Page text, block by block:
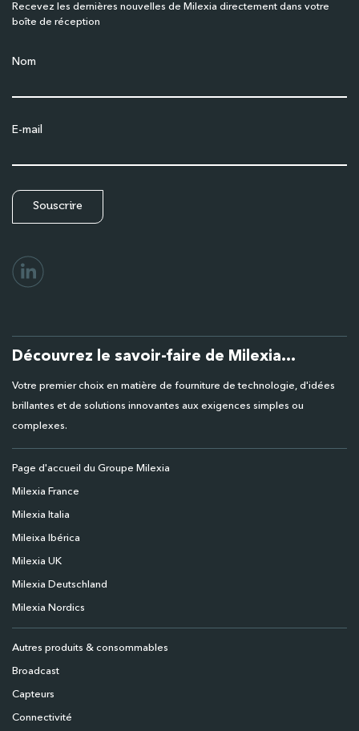
Recevez les dernières nouvelles de Milexia directement dans votre
boîte de réception
Nom
E-mail
Découvrez le savoir-faire de Milexia...
Votre premier choix en matière de fourniture de technologie, d'idées
brillantes et de solutions innovantes aux exigences simples ou
complexes.
Page d'accueil du Groupe Milexia
Milexia France
Milexia Italia
Mileixa Ibérica
Milexia UK
Milexia Deutschland
Milexia Nordics
Autres produits & consommables
Broadcast
Capteurs
Connectivité